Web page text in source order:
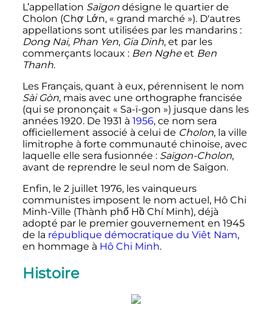
L’appellation Saïgondésigne le quartier de
Cholon (Chợ Lớn, « grand marché »). D'autres
appellations sont utilisées par les mandarins :
Dong Nai, Phan Yen, Gia Dinh, et par les
commerçants locaux : Ben Ngheet Ben
Thanh.
Les Français, quant à eux, pérennisent le nom
Sài Gòn, mais avec une orthographe francisée
(qui se prononçait « Sa-ï-gon ») jusque dans les
années 1920. De 1931 à 1956, ce nom sera
officiellement associé à celui de Cholon, la ville
limitrophe à forte communauté chinoise, avec
laquelle elle sera fusionnée : Saïgon-Cholon,
avant de reprendre le seul nom de Saïgon.
Enfin, le 2 juillet 1976, les vainqueurs
communistes imposent le nom actuel, Hô Chi
Minh-Ville (Thành phố Hồ Chí Minh), déjà
adopté par le premier gouvernement en 1945
de la république démocratique du Viêt Nam,
en hommage à Hô Chi Minh.
Histoire